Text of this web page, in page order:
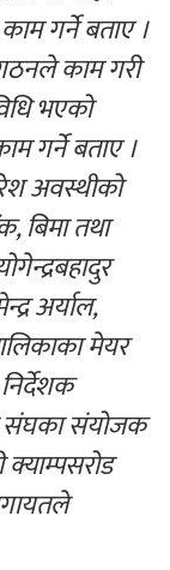
गर्ने बताए ।
काम गरी
भएको
गर्ने बताए ।
अवस्थीको
बिमा तथा
अर्याल,
मेयर
संघका संयोजक